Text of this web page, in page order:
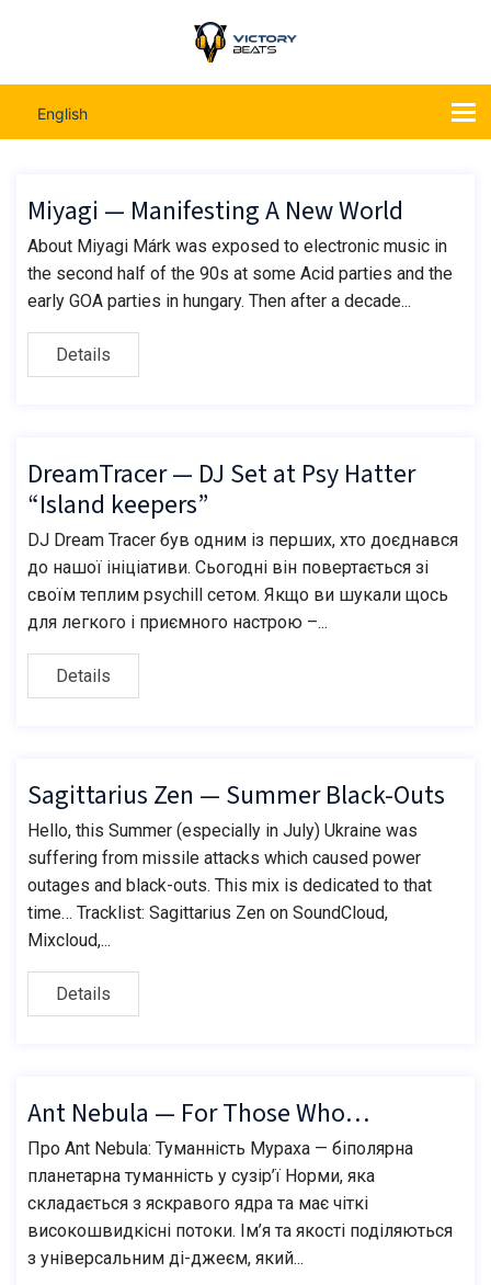
English
Miyagi — Manifesting A New World
About Miyagi Márk was exposed to electronic music in
the second half of the 90s at some Acid parties and the
early GOA parties in hungary. Then after a decade...
Details
DreamTracer — DJ Set at Psy Hatter
“Island keepers”
DJ Dream Tracer був одним із перших, хто доєднався
до нашої ініціативи. Сьогодні він повертається зі
своїм теплим psychill сетом. Якщо ви шукали щось
для легкого і приємного настрою –...
Details
Sagittarius Zen — Summer Black-Outs
Hello, this Summer (especially in July) Ukraine was
suffering from missile attacks which caused power
outages and black-outs. This mix is dedicated to that
time… Tracklist: Sagittarius Zen on SoundCloud,
Mixcloud,...
Details
Ant Nebula — For Those Who…
Про Ant Nebula: Туманність Мураха — біполярна
планетарна туманність у сузір’ї Норми, яка
складається з яскравого ядра та має чіткі
високошвидкісні потоки. Ім’я та якості поділяються
з універсальним ді-джеєм, який...